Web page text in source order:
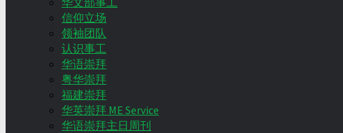
信仰立场
领袖团队
认识事工
华语崇拜
粤华崇拜
福建崇拜
华英崇拜 ME Service
华语崇拜主日周刊